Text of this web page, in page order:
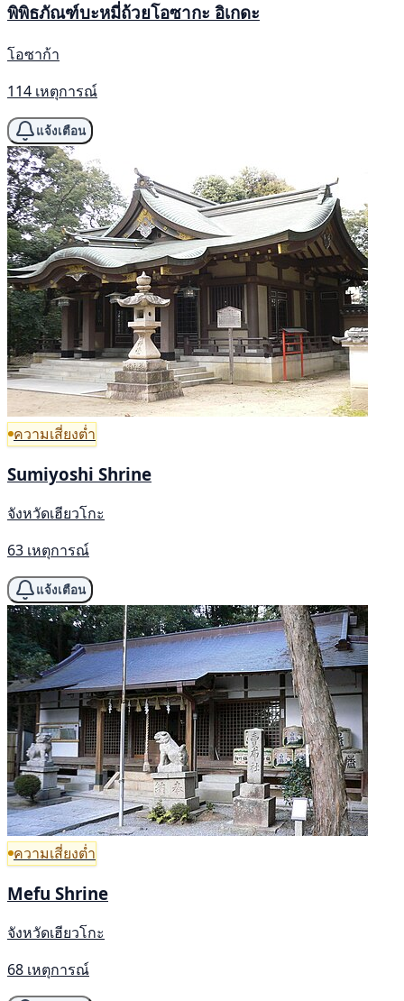
พิพิธภัณฑ์บะหมี่ถ้วยโอซากะ อิเกดะ
โอซาก้า
114 เหตุการณ์
แจ้งเตือน
ความเสี่ยงต่ำ
Sumiyoshi Shrine
จังหวัดเฮียวโกะ
63 เหตุการณ์
แจ้งเตือน
ความเสี่ยงต่ำ
Mefu Shrine
จังหวัดเฮียวโกะ
68 เหตุการณ์